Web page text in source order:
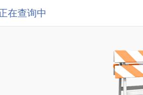
在查询中